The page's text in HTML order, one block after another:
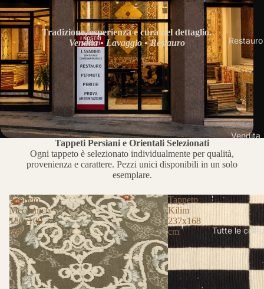
Restauro
Vendita
Tutte le
Tradizione, esperienza e cura nel dettaglio.
Vendita • Lavaggio • Restauro
Tappeti Persiani e Orientali Selezionati
Ogni tappeto è selezionato individualmente per qualità,
provenienza e carattere. Pezzi unici disponibili in un solo
esemplare.
Tappeto
Meccanico
150x100
cm
Tappeto
Kilim
237x168
cm